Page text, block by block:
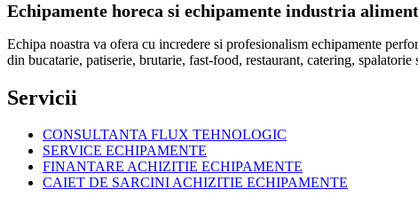
Echipamente horeca si echipamente industria
Echipa noastra va ofera cu incredere si profesionalism echipamente
din bucatarie, patiserie, brutarie, fast-food, restaurant, catering,
Servicii
CONSULTANTA FLUX TEHNOLOGIC
SERVICE ECHIPAMENTE
FINANTARE ACHIZITIE ECHIPAMENTE
CAIET DE SARCINI ACHIZITIE ECHIPAMENTE